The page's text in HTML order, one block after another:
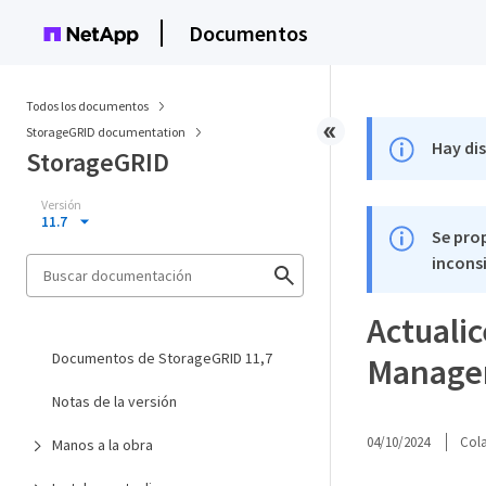
Documentos
Todos los documentos
StorageGRID documentation
StorageGRID
Versión
11.7
Documentos de StorageGRID 11,7
Notas de la versión
Manos a la obra
Hay
Se
04/10/2024